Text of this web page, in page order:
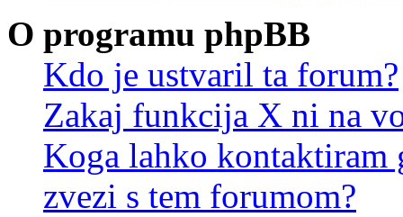
O programu phpBB
Kdo je ustvaril ta forum?
Zakaj funkcija X ni na
Koga lahko kontaktiram
zvezi s tem forumom?